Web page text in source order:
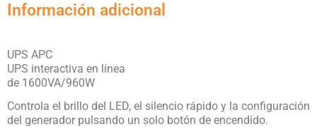
Información adicional
UPS APC
UPS interactiva en línea
de 1600VA/960W
Controla el brillo del LED, el silencio rápido y la configuración
del generador pulsando un solo botón de encendido.